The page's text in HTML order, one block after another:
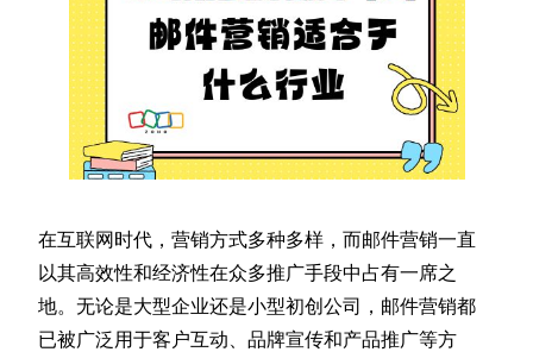
在互联网时代，营销方式多种多样，而邮件营销一直
以其高效性和经济性在众多推广手段中占有一席之
地。无论是大型企业还是小型初创公司，邮件营销都
已被广泛用于客户互动、品牌宣传和产品推广等方